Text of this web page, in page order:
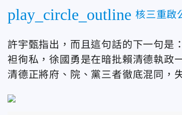
play_circle_outline 核三重啟
許宇甄指出，而且這句話的下一句是
袒徇私，徐國勇是在暗批賴清德執政
清德正將府、院、黨三者徹底混同，